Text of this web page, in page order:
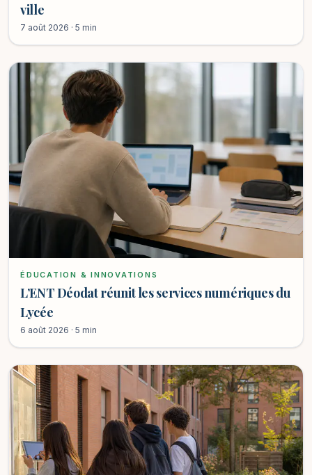
ville
7 août 2026 · 5 min
ÉDUCATION & INNOVATIONS
L’ENT Déodat réunit les services numériques du
Lycée
6 août 2026 · 5 min